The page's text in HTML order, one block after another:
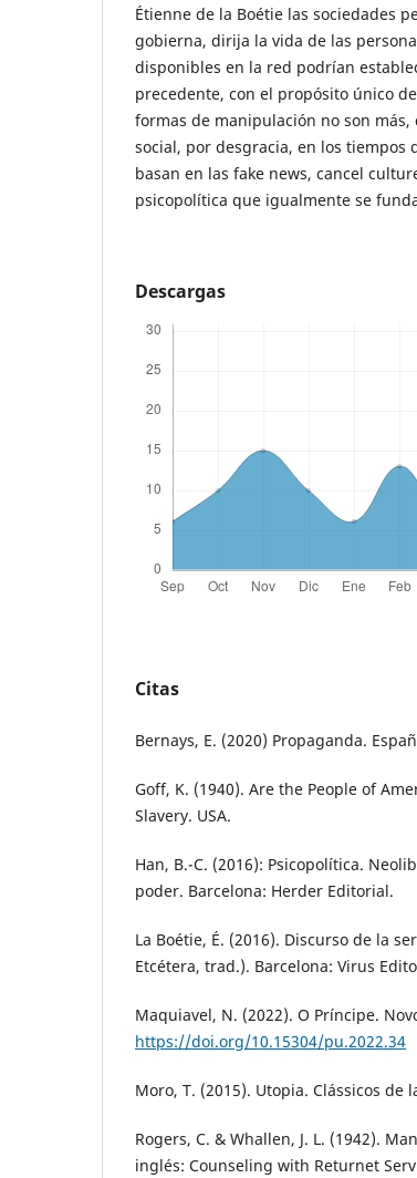
Étienne de la Boétie las sociedades
gobierna, dirija la vida de las
disponibles en la red podrían
precedente, con el propósito único
formas de manipulación no son
social, por desgracia, en los tiempos
basan en las fake news, cancel
psicopolítica que igualmente se
Descargas
Citas
Bernays, E. (2020) Propaganda.
Goff, K. (1940). Are the People of
Slavery. USA.
Han, B.-C. (2016): Psicopolítica.
poder. Barcelona: Herder Editorial.
La Boétie, É. (2016). Discurso de la
Etcétera, trad.). Barcelona: Virus
Maquiavel, N. (2022). O Príncipe.
https://doi.org/10.15304/pu.2022.34
Moro, T. (2015). Utopia. Clássicos de
Rogers, C. & Whallen, J. L. (1942).
inglés: Counseling with Returnet